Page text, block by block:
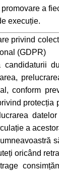
a
execuție.
privind
(GDPR)
candidaturii
conform
protecția
a
oricând